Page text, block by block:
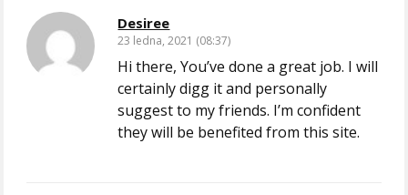
Desiree
23 ledna, 2021 (08:37)
Hi there, You’ve done a great job. I will
certainly digg it and personally
suggest to my friends. I’m confident
they will be benefited from this site.